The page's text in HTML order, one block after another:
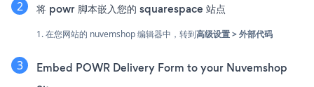
将 powr 脚本嵌入您的 squarespace 站点
1. 在您网站的 nuvemshop 编辑器中，转到高级设置 > 外部代码
Embed POWR Delivery Form to your Nuvemshop